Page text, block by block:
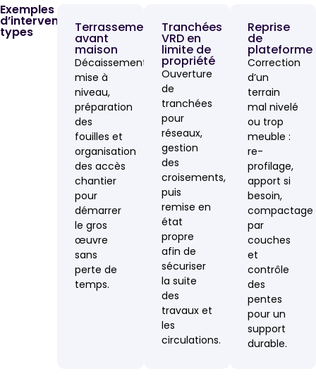
Exemples
d’interventions
types Terrassement
avant
maison
Décaissement,
mise à
niveau,
préparation
des
fouilles et
organisation
des accès
chantier
pour
démarrer
le gros
œuvre
sans
perte de
temps.
Tranchées
VRD en
limite de
propriété
Ouverture
de
tranchées
pour
réseaux,
gestion
des
croisements,
puis
remise en
état
propre
afin de
sécuriser
la suite
des
travaux et
les
circulations.
Reprise
de
plateforme
Correction
d’un
terrain
mal nivelé
ou trop
meuble :
re-
profilage,
apport si
besoin,
compactage
par
couches
et
contrôle
des
pentes
pour un
support
durable.